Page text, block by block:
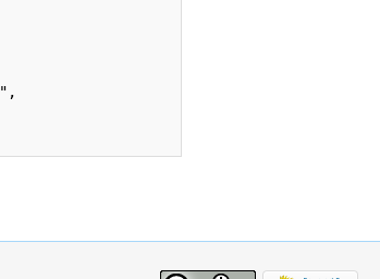
",